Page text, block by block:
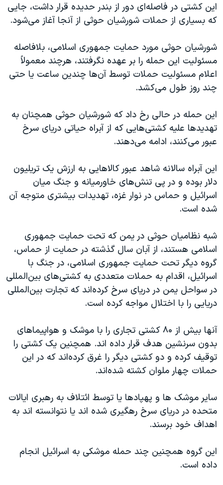
اسرائیل در جنگ
همایش محافظه‌کاران آمریکا «سی‌پک»
صفحه‌های ویژه
سفر پرزیدنت ترامپ به چین
این کشتی در فاصله‌ای دور از بندر حدیده قرار داشت، جایی
که بسیاری از حملات شورشیان حوثی از آنجا آغاز می‌شود.
شورشیان حوثی‌ مورد حمایت جمهوری اسلامی، بلافاصله
مسئولیت این حمله را بر عهده نگرفتند، هرچند معمولاً
اعلام مسئولیت حملات توسط آن‌ها چندین ساعت یا حتی
چند روز طول می‌کشد.
این حمله در حالی رخ داد که شورشیان حوثی همچنان به
تهدیدها علیه کشتی‌هایی که از آبراه حیاتی دریای سرخ
عبور می‌کنند، ادامه می‌دهند.
این آبراه سالانه شاهد عبور کالاهایی به ارزش یک تریلیون
دلار بوده و در پی تنش‌های خاورمیانه و جنگ میان
اسرائیل و حماس در نوار غزه، تهدیدات بیشتری متوجه آن
شده است.
شبه نظامیان حوثی در یمن که تحت حمایت جمهوری
اسلامی هستند، از آبان سال گذشته در حمایت از حماس،
گروه دیگر تحت حمایت جمهوری اسلامی، در جنگ با
اسرائیل، اقدام به حملات متعددی به کشتی‌های بین‌المللی
در سواحل یمن در دریای سرخ کرده‌اند که تجارت بین‌المللی
دریایی را با اختلال مواجه کرده است.
آنها بیش از ۸۰ کشتی تجاری را با موشک و هواپیماهای
بدون سرنشین هدف قرار داده اند. همچنین یک کشتی را
توقیف کرده و دو کشتی دیگر را غرق کرده‌اند که در این
حملات چهار ملوان کشته شده‌اند.
سایر موشک ها و پهپادها یا توسط ائتلاف به رهبری ایالات
متحده در دریای سرخ رهگیری شده اند یا نتوانسته اند به
اهداف خود برسند.
این گروه همچنین چند حمله موشکی به اسرائیل انجام
داده است.